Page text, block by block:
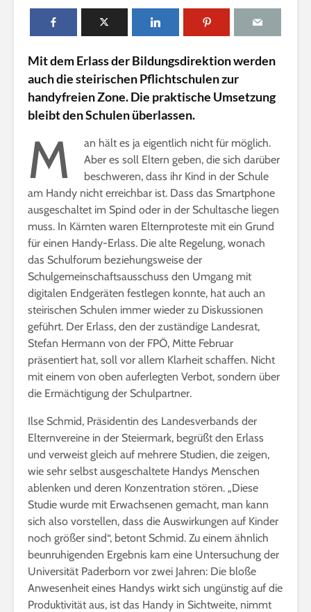
Mit dem Erlass der Bildungsdirektion werden
auch die steirischen Pflichtschulen zur
handyfreien Zone. Die praktische Umsetzung
bleibt den Schulen überlassen.
M
an hält es ja eigentlich nicht für möglich.
Aber es soll Eltern geben, die sich darüber
beschweren, dass ihr Kind in der Schule
am Handy nicht erreichbar ist. Dass das Smartphone
ausgeschaltet im Spind oder in der Schultasche liegen
muss. In Kärnten waren Elternproteste mit ein Grund
für einen Handy-Erlass. Die alte Regelung, wonach
das Schulforum beziehungsweise der
Schulgemeinschaftsausschuss den Umgang mit
digitalen Endgeräten festlegen konnte, hat auch an
steirischen Schulen immer wieder zu Diskussionen
geführt. Der Erlass, den der zuständige Landesrat,
Stefan Hermann von der FPÖ, Mitte Februar
präsentiert hat, soll vor allem Klarheit schaffen. Nicht
mit einem von oben auferlegten Verbot, sondern über
die Ermächtigung der Schulpartner.
Ilse Schmid, Präsidentin des Landesverbands der
Elternvereine in der Steiermark, begrüßt den Erlass
und verweist gleich auf mehrere Studien, die zeigen,
wie sehr selbst ausgeschaltete Handys Menschen
ablenken und deren Konzentration stören. „Diese
Studie wurde mit Erwachsenen gemacht, man kann
sich also vorstellen, dass die Auswirkungen auf Kinder
noch größer sind“, betont Schmid. Zu einem ähnlich
beunruhigenden Ergebnis kam eine Untersuchung der
Universität Paderborn vor zwei Jahren: Die bloße
Anwesenheit eines Handys wirkt sich ungünstig auf die
Produktivität aus, ist das Handy in Sichtweite, nimmt